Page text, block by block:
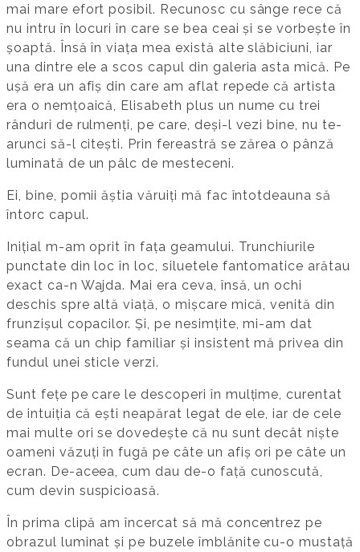
mai mare efort posibil. Recunosc cu sânge rece că
nu intru în locuri în care se bea ceai și se vorbește în
șoaptă. Însă în viața mea există alte slăbiciuni, iar
una dintre ele a scos capul din galeria asta mică. Pe
ușă era un afiș din care am aflat repede că artista
era o nemțoaică, Elisabeth plus un nume cu trei
rânduri de rulmenți, pe care, deși-l vezi bine, nu te-
arunci să-l citești. Prin fereastră se zărea o pânză
luminată de un pâlc de mesteceni.
Ei, bine, pomii ăștia văruiți mă fac întotdeauna să
întorc capul.
Inițial m-am oprit în fața geamului. Trunchiurile
punctate din loc în loc, siluetele fantomatice arătau
exact ca-n Wajda. Mai era ceva, însă, un ochi
deschis spre altă viață, o mișcare mică, venită din
frunzișul copacilor. Și, pe nesimțite, mi-am dat
seama că un chip familiar și insistent mă privea din
fundul unei sticle verzi.
Sunt fețe pe care le descoperi în mulțime, curentat
de intuiția că ești neapărat legat de ele, iar de cele
mai multe ori se dovedește că nu sunt decât niște
oameni văzuți în fugă pe câte un afiș ori pe câte un
ecran. De-aceea, cum dau de-o față cunoscută,
cum devin suspicioasă.
În prima clipă am încercat să mă concentrez pe
obrazul luminat și pe buzele îmblănite cu-o mustață